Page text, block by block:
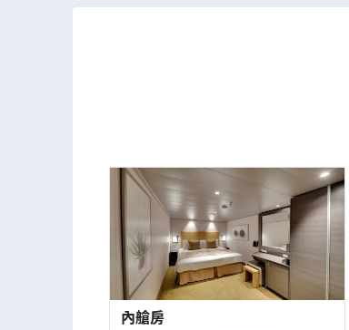
內艙房